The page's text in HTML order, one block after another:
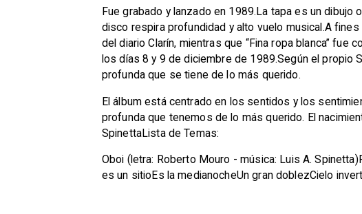
Fue grabado y lanzado en 1989.La tapa es un
disco respira profundidad y alto vuelo musical.A
del diario Clarín, mientras que “Fina ropa blanca”
los días 8 y 9 de diciembre de 1989.Según el propio
profunda que se tiene de lo más querido.
El álbum está centrado en los sentidos y los
profunda que tenemos de lo más querido. El
SpinettaLista de Temas:
Oboi (letra: Roberto Mouro - música: Luis A.
es un sitioEs la medianocheUn gran doblezCielo